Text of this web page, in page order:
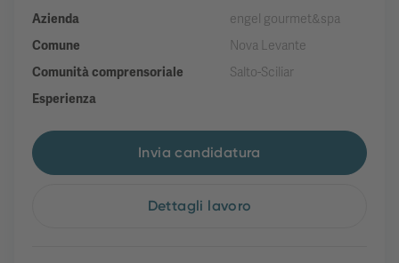
Azienda
engel gourmet&spa
Comune
Nova Levante
Comunità comprensoriale
Salto-Sciliar
Esperienza
Invia candidatura
Dettagli lavoro